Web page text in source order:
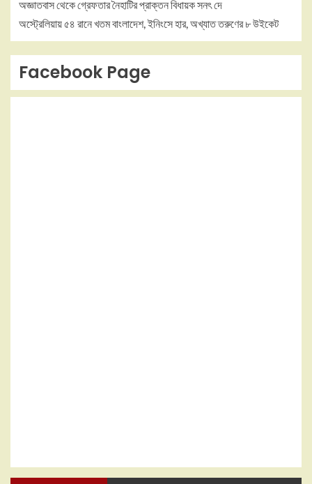
অজ্ঞাতবাস থেকে গ্রেফতার নৈহাটির প্রাক্তন বিধায়ক সনৎ দে
অস্ট্রেলিয়ায় ৫৪ রানে খতম বাংলাদেশ, ইনিংসে হার, অখ্যাত তরুণের ৮ উইকেট
Facebook Page